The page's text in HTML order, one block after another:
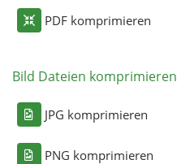
PDF komprimieren
Bild Dateien komprimieren
JPG komprimieren
PNG komprimieren